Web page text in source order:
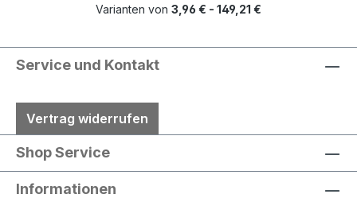
Varianten von 3,96 € - 149,21 €
Service und Kontakt
Vertrag widerrufen
Shop Service
Informationen